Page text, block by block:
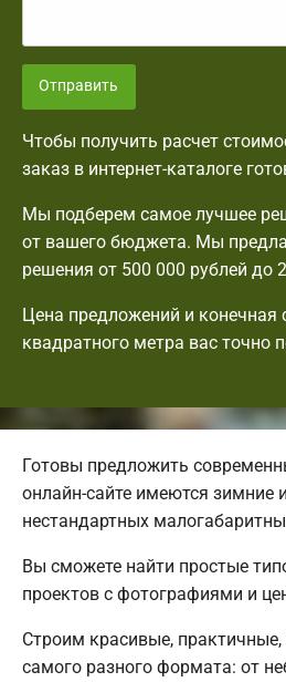
Отправить
Чтобы получить расчет
заказ в интернет-каталоге
Мы подберем самое лучшее
от вашего бюджета. Мы
решения от 500 000 рублей до
Цена предложений и конечная
квадратного метра вас точно
Готовы предложить
онлайн-сайте имеются зимние
нестандартных
Вы сможете найти простые
проектов с фотографиями и
Строим красивые,
самого разного формата: от